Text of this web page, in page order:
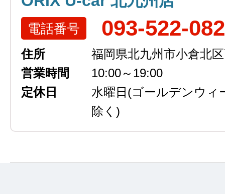
電話番号 093-522-
住所
福岡県北九州市小倉北
営業時間
10:00～19:00
定休日
水曜日 (ゴールデンウィ
除く)